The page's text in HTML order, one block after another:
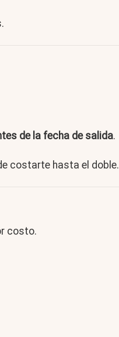
de la fecha de salida.
costarte hasta el doble.
costo.